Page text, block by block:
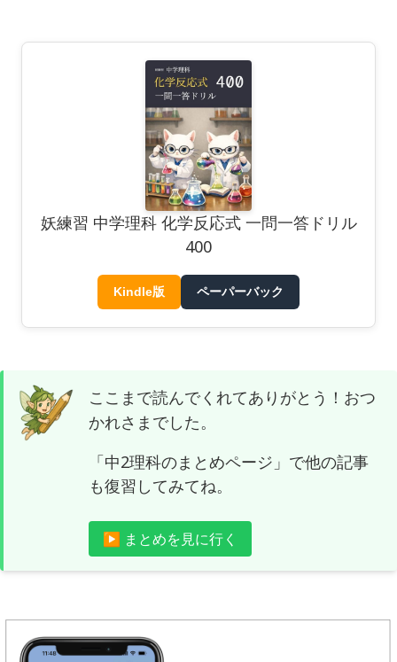
妖練習 中学理科 化学反応式 一問一答ドリル
400
Kindle版 ペーパーバック
ここまで読んでくれてありがとう！おつ
かれさまでした。
「中2理科のまとめページ」で他の記事
も復習してみてね。
▶ まとめを見に行く